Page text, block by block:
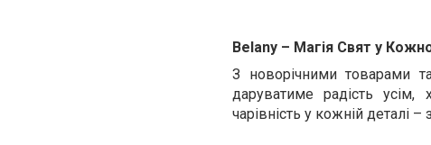
Belany – Магія Свят у
З новорічними товарами
даруватиме радість усім,
чарівність у кожній деталі